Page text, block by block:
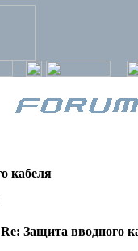
кабеля
Re: Защита вводного